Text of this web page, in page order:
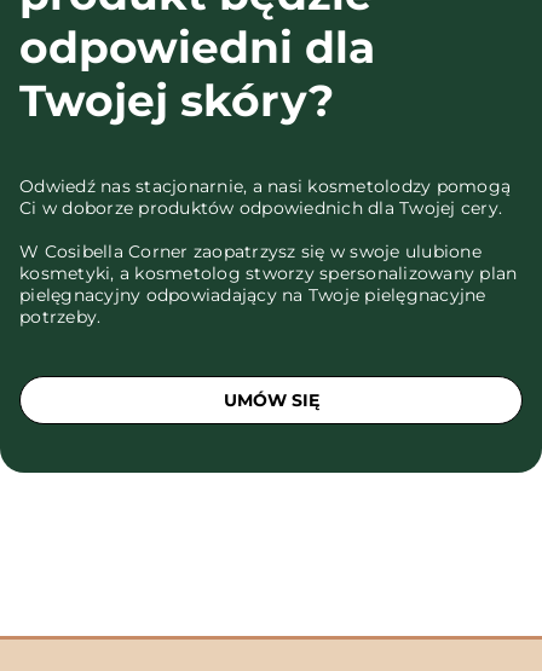
odpowiedni dla
Twojej skóry?
Odwiedź nas stacjonarnie, a nasi kosmetolodzy pomogą
Ci w doborze produktów odpowiednich dla Twojej cery.
W Cosibella Corner zaopatrzysz się w swoje ulubione
kosmetyki, a kosmetolog stworzy spersonalizowany plan
pielęgnacyjny odpowiadający na Twoje pielęgnacyjne
potrzeby.
UMÓW SIĘ